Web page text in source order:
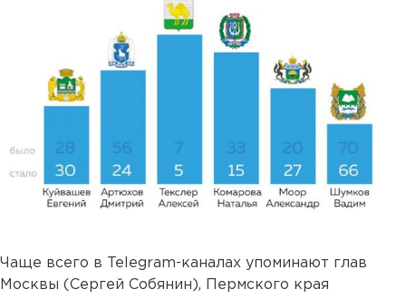
Чаще всего в Telegram-каналах упоминают глав
Москвы (Сергей Собянин), Пермского края